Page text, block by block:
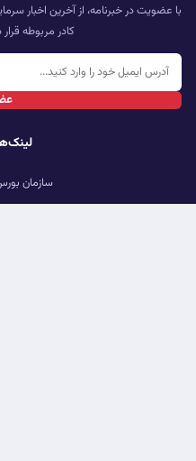
با عضویت در خبرنامه، از آخرین اخبار
کادر مربوطه
سازمان